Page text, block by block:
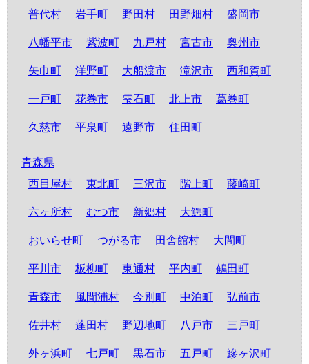
普代村 岩手町 野田村 田野畑村 盛岡市
八幡平市 紫波町 九戸村 宮古市 奥州市
矢巾町 洋野町 大船渡市 滝沢市 西和賀町
一戸町 花巻市 雫石町 北上市 葛巻町
久慈市 平泉町 遠野市 住田町
青森県
西目屋村
東北町 三沢市 階上町 藤崎町
六ヶ所村 むつ市 新郷村 大鰐町
おいらせ町 つがる市 田舎館村 大間町
平川市 板柳町 東通村 平内町 鶴田町
青森市 風間浦村 今別町 中泊町 弘前市
佐井村 蓬田村 野辺地町 八戸市 三戸町
外ヶ浜町 七戸町 黒石市 五戸町 鰺ヶ沢町